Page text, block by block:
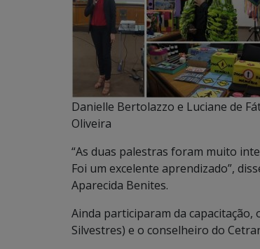
Danielle Bertolazzo e Luciane de
Oliveira
“As duas palestras foram muito
Foi um excelente aprendizado”,
Aparecida Benites.
Ainda participaram da
Silvestres) e o conselheiro do